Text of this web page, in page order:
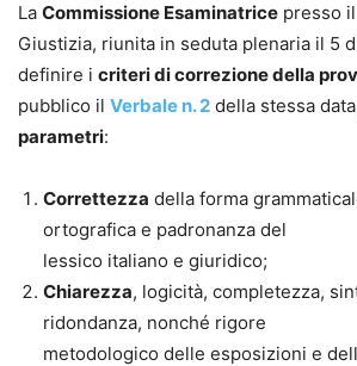
La Commissione Esaminatrice presso
Giustizia, riunita in seduta plenaria il 5
definire i criteri di correzione della
pubblico il Verbale n. 2 della stessa
parametri:
Correttezza della forma
ortografica e padronanza del
lessico italiano e giuridico;
Chiarezza, logicità, completezza,
ridondanza, nonché rigore
metodologico delle esposizioni e